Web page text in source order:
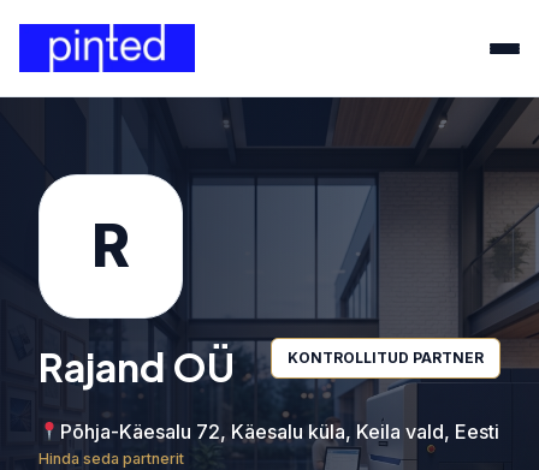
R
Rajand OÜ KONTROLLITUD PARTNER
Põhja-Käesalu 72, Käesalu küla, Keila vald, Eesti
Hinda seda partnerit